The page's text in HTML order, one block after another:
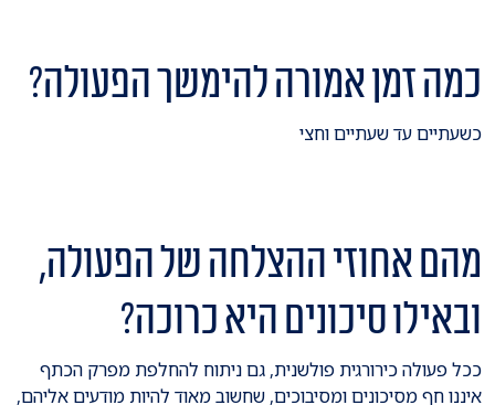
כמה זמן אמורה להימשך הפעולה?
כשעתיים עד שעתיים וחצי
מהם אחוזי ההצלחה של הפעולה,
ובאילו סיכונים היא כרוכה?
ככל פעולה כירורגית פולשנית, גם ניתוח להחלפת מפרק הכתף
איננו חף מסיכונים ומסיבוכים, שחשוב מאוד להיות מודעים אליהם,